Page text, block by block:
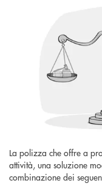
La polizza che offre a
attività, una soluzione
combinazione dei